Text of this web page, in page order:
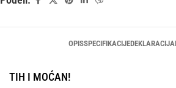
OPISSPECIFIKACIJEDEKLARACIJA
TIH I MOĆAN!